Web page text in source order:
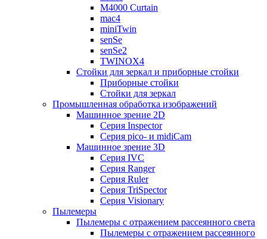
M4000 Curtain
mac4
miniTwin
senSe
senSe2
TWINOX4
Стойки для зеркал и приборные стойки
Приборные стойки
Стойки для зеркал
Промышленная обработка изображений
Машинное зрение 2D
Серия Inspector
Серия pico- и midiCam
Машинное зрение 3D
Серия IVC
Серия Ranger
Серия Ruler
Серия TriSpector
Серия Visionary
Пылемеры
Пылемеры с отражением рассеянного света
Пылемеры с отражением рассеянного